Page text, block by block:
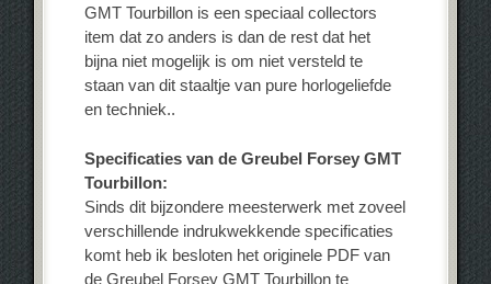
GMT Tourbillon is een speciaal collectors
item dat zo anders is dan de rest dat het
bijna niet mogelijk is om niet versteld te
staan van dit staaltje van pure horlogeliefde
en techniek..
Specificaties van de Greubel Forsey GMT
Tourbillon:
Sinds dit bijzondere meesterwerk met zoveel
verschillende indrukwekkende specificaties
komt heb ik besloten het originele PDF van
de Greubel Forsey GMT Tourbillon te